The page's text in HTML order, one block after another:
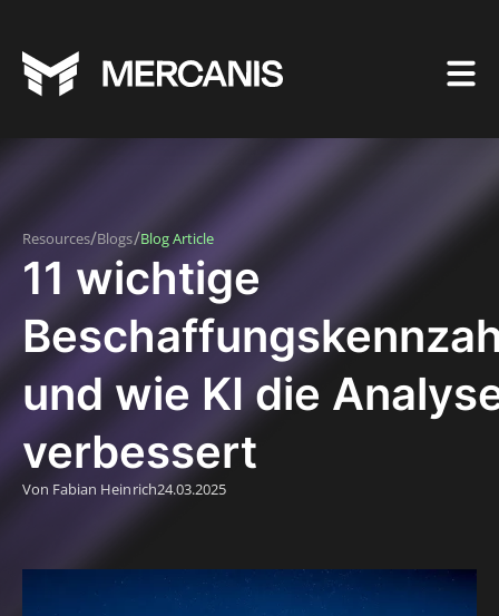
Resources/Blogs/Blog Article
11 wichtige
und wie KI die
verbessert
Von Fabian Heinrich24.03.2025